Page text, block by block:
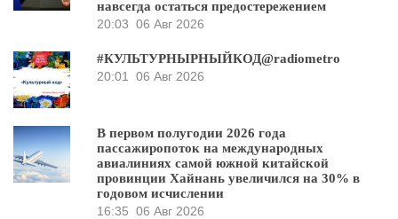
навсегда остаться предостережением
20:03 06 Авг 2026
#КУЛЬТУРНЫРНЫЙКОД@radiometro
20:01
06 Авг 2026
В первом полугодии 2026 года
пассажиропоток на международных
авиалиниях самой южной китайской
провинции Хайнань увеличился на 30% в
годовом исчислении
16:35 06 Авг 2026